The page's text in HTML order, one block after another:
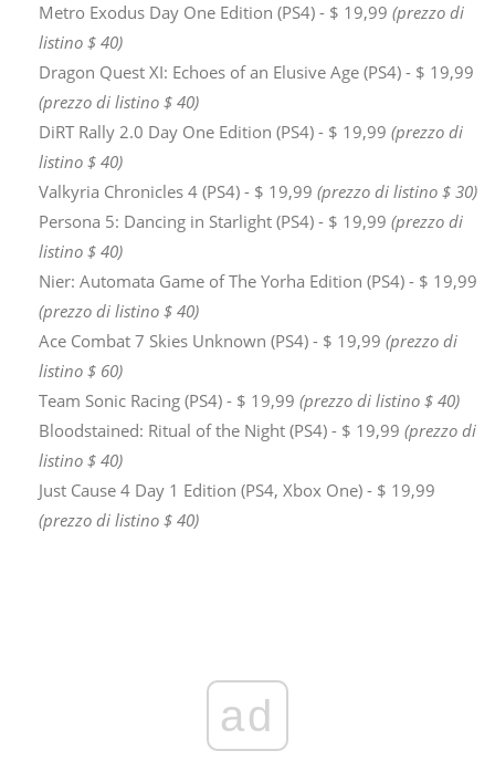
Metro Exodus Day One Edition (PS4) - $ 19,99 (prezzo di
listino $ 40)
Dragon Quest XI: Echoes of an Elusive Age (PS4) - $ 19,99
(prezzo di listino $ 40)
DiRT Rally 2.0 Day One Edition (PS4) - $ 19,99 (prezzo di
listino $ 40)
Valkyria Chronicles 4 (PS4) - $ 19,99 (prezzo di listino $ 30)
Persona 5: Dancing in Starlight (PS4) - $ 19,99 (prezzo di
listino $ 40)
Nier: Automata Game of The Yorha Edition (PS4) - $ 19,99
(prezzo di listino $ 40)
Ace Combat 7 Skies Unknown (PS4) - $ 19,99 (prezzo di
listino $ 60)
Team Sonic Racing (PS4) - $ 19,99 (prezzo di listino $ 40)
Bloodstained: Ritual of the Night (PS4) - $ 19,99 (prezzo di
listino $ 40)
Just Cause 4 Day 1 Edition (PS4, Xbox One) - $ 19,99
(prezzo di listino $ 40)
ad